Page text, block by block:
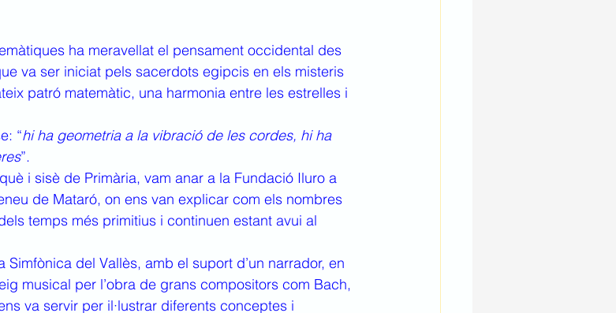
ha meravellat el pensament occidental des
va ser iniciat pels sacerdots egipcis en els misteris
patró matemàtic, una harmonia entre les estrelles i
“hi ha geometria a la vibració de les cordes, hi ha
”.
i sisè de Primària, vam anar a la Fundació Iluro a
de Mataró, on ens van explicar com els nombres
temps més primitius i continuen estant avui al
del Vallès, amb el suport d’un narrador, en
musical per l’obra de grans compositors com Bach,
va servir per il·lustrar diferents conceptes i